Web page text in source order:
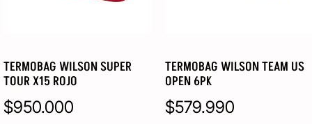
TERMOBAG WILSON SUPER
TOUR X15 ROJO
$950.000
TERMOBAG WILSON TEAM US
OPEN 6PK
$579.990